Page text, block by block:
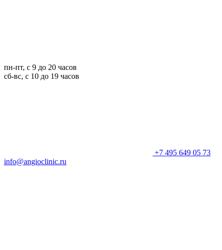
пн-пт, с 9 до 20 часов
сб-вс, с 10 до 19 часов
+7 495 649 05 73
info@angioclinic.ru